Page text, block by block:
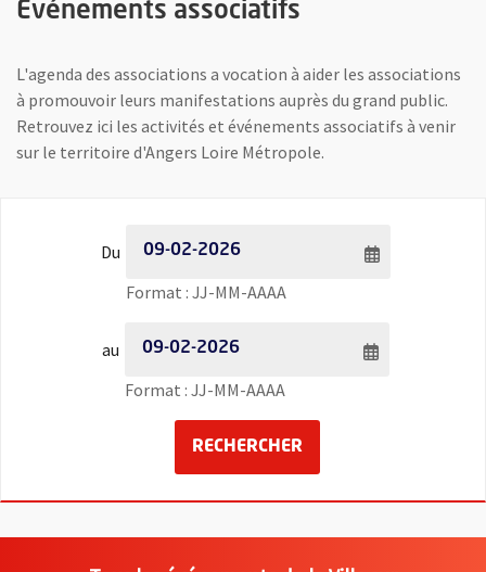
Evénements associatifs
L'agenda des associations a vocation à aider les associations
à promouvoir leurs manifestations auprès du grand public.
Retrouvez ici les activités et événements associatifs à venir
sur le territoire d'Angers Loire Métropole.
Du Filtrer les événements par date - Date de début
Format : JJ-MM-AAAA
au Filtrer les événements par date - Date de fin
Format : JJ-MM-AAAA
RECHERCHER